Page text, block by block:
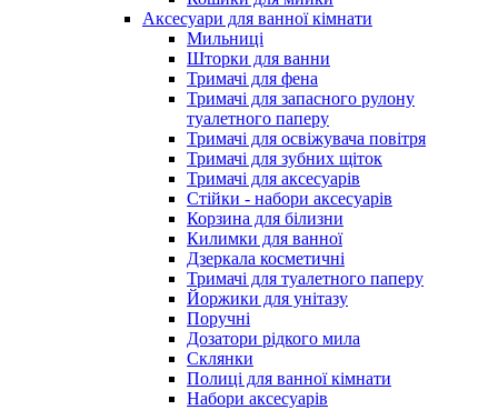
Аксесуари для ванної кімнати
Мильниці
Шторки для ванни
Тримачі для фена
Тримачі для запасного рулону
туалетного паперу
Тримачі для освіжувача повітря
Тримачі для зубних щіток
Тримачі для аксесуарів
Стійки - набори аксесуарів
Корзина для білизни
Килимки для ванної
Дзеркала косметичні
Тримачі для туалетного паперу
Йоржики для унітазу
Поручні
Дозатори рідкого мила
Склянки
Полиці для ванної кімнати
Набори аксесуарів